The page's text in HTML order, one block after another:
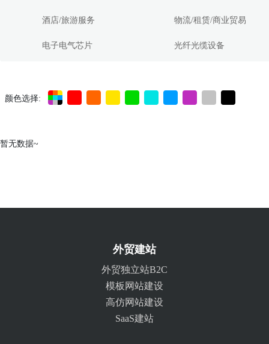
酒店/旅游服务 物流/租赁/商业贸易
电子电气芯片 光纤光缆设备
颜色选择:
暂无数据~
外贸建站
外贸独立站B2C
模板网站建设
高仿网站建设
SaaS建站